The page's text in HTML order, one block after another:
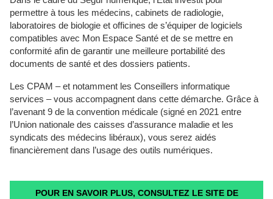
permettre à tous les médecins, cabinets de radiologie,
laboratoires de biologie et officines de s’équiper de logiciels
compatibles avec Mon Espace Santé et de se mettre en
conformité afin de garantir une meilleure portabilité des
documents de santé et des dossiers patients.
Les CPAM – et notamment les Conseillers informatique
services – vous accompagnent dans cette démarche. Grâce à
l’avenant 9 de la convention médicale (signé en 2021 entre
l’Union nationale des caisses d’assurance maladie et les
syndicats des médecins libéraux), vous serez aidés
financièrement dans l’usage des outils numériques.
POUR EN SAVOIR PLUS, CONSULTEZ LE SITE DE